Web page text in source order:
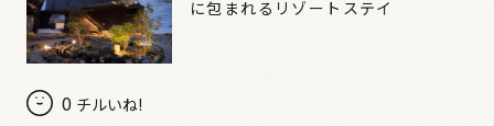
0 チルいね!
に包まれるリゾートステイ